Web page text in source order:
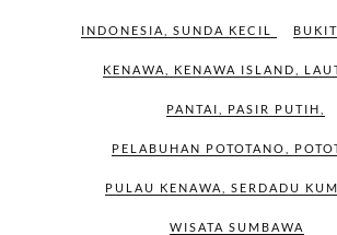
INDONESIA SUNDA KECIL
KENAWA KENAWA ISLAND
PANTAI PASIR PUTIH
PELABUHAN POTOTANO
PULAU KENAWA SERDADU
WISATA SUMBAWA